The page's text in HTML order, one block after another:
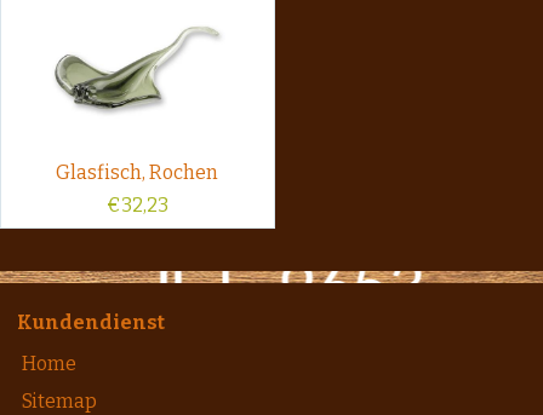
Glasfisch, Rochen
€32,23
Kundendienst
Home
Sitemap